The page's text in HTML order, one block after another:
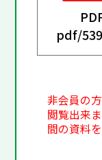
pdf/
非会員の
閲覧出来
間の資料